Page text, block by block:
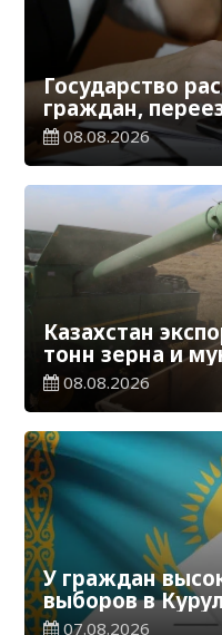
Государство
граждан,
регионы для
08.08.2026
Казахстан
тонн зерна и
эквиваленте
08.08.2026
У граждан
выборов в
07.08.2026